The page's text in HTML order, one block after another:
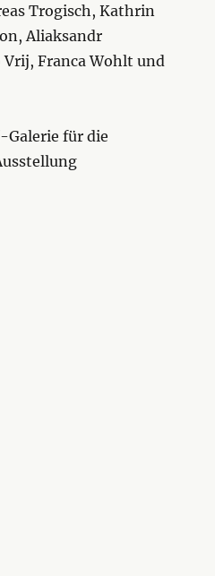
Trogisch, Kathrin
Aliaksandr
Franca Wohlt und
Galerie für die